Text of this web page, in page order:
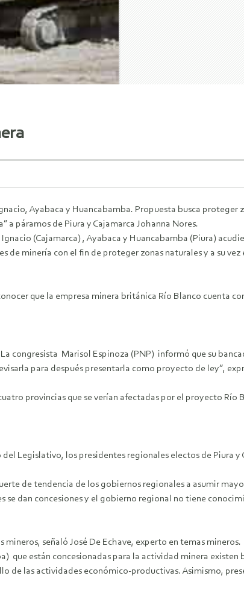
Ayabaca y Huancabamba. Propuesta busca
a páramos de Piura y Cajamarca Johanna Nores.
(Cajamarca) , Ayabaca y Huancabamba (Piura)
de minería con el fin de proteger zonas naturales y a su
que la empresa minera británica Río Blanco cuenta
congresista Marisol Espinoza (PNP) informó que su
para después presentarla como proyecto de ley”,
provincias que se verían afectadas por el proyecto Río
Legislativo, los presidentes regionales electos de Piura
de tendencia de los gobiernos regionales a asumir
se dan concesiones y el gobierno regional no tiene
señaló José De Echave, experto en temas mineros.
que están concesionadas para la actividad minera existen
de las actividades económico-productivas. Asimismo,